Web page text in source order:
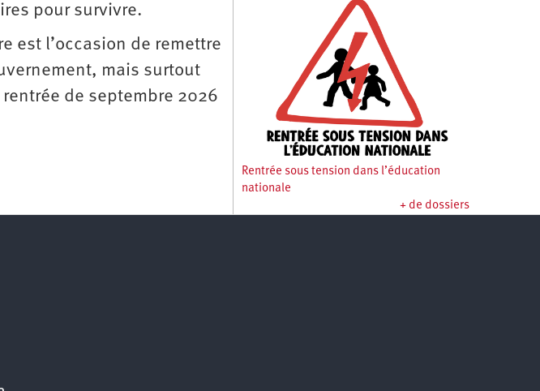
pour survivre.
est l’occasion de remettre
mais surtout
de septembre 2026
Rentrée sous tension dans l’éducation
nationale
+ de dossiers